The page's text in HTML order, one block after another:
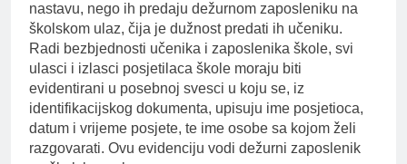
nastavu, nego ih predaju dežurnom zaposleniku na
školskom ulaz, čija je dužnost predati ih učeniku.
Radi bezbjednosti učenika i zaposlenika škole, svi
ulasci i izlasci posjetilaca škole moraju biti
evidentirani u posebnoj svesci u koju se, iz
identifikacijskog dokumenta, upisuju ime posjetioca,
datum i vrijeme posjete, te ime osobe sa kojom želi
razgovarati. Ovu evidenciju vodi dežurni zaposlenik